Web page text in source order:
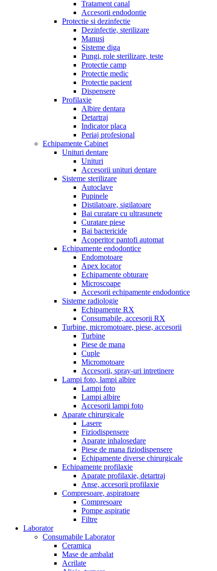
Tratament canal
Accesorii endodontie
Protectie si dezinfectie
Dezinfectie, sterilizare
Manusi
Sisteme diga
Pungi, role sterilizare, teste
Protectie camp
Protectie medic
Protectie pacient
Dispensere
Profilaxie
Albire dentara
Detartraj
Indicator placa
Periaj profesional
Echipamente Cabinet
Unituri dentare
Unituri
Accesorii unituri dentare
Sisteme sterilizare
Autoclave
Pupinele
Distilatoare, sigilatoare
Bai curatare cu ultrasunete
Curatare piese
Bai bactericide
Acoperitor pantofi automat
Echipamente endodontice
Endomotoare
Apex locator
Echipamente obturare
Microscoape
Accesorii echipamente endodontice
Sisteme radiologie
Echipamente RX
Consumabile, accesorii RX
Turbine, micromotoare, piese, accesorii
Turbine
Piese de mana
Cuple
Micromotoare
Accesorii, spray-uri intretinere
Lampi foto, lampi albire
Lampi foto
Lampi albire
Accesorii lampi foto
Aparate chirurgicale
Lasere
Fiziodispensere
Aparate inhalosedare
Piese de mana fiziodispensere
Echipamente diverse chirurgicale
Echipamente profilaxie
Aparate profilaxie, detartraj
Anse, accesorii profilaxie
Compresoare, aspiratoare
Compresoare
Pompe aspiratie
Filtre
Laborator
Consumabile Laborator
Ceramica
Mase de ambalat
Acrilate